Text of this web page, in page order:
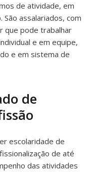
de atividade, em
assalariados, com
que pode trabalhar
e em equipe,
e em sistema de
de
escolaridade de
de até
das atividades